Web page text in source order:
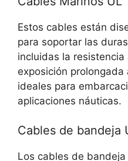
Estos cables están
para soportar las
incluidas la
exposición prolongada
ideales para
aplicaciones náuticas.
Cables de bandeja
Los cables de